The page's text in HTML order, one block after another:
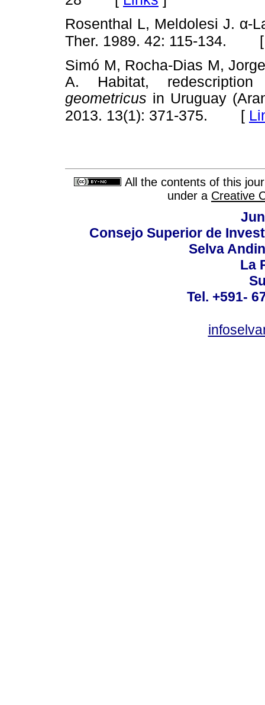
Rosenthal L, Meldolesi J. α-
Ther. 1989. 42: 115-134.
Simó M, Rocha-Dias M,
A. Habitat,
geometricus in Uruguay
2013. 13(1): 371-375. [
All the contents of this
under a Creative
Consejo Superior de
Selva
La
Tel. +591-